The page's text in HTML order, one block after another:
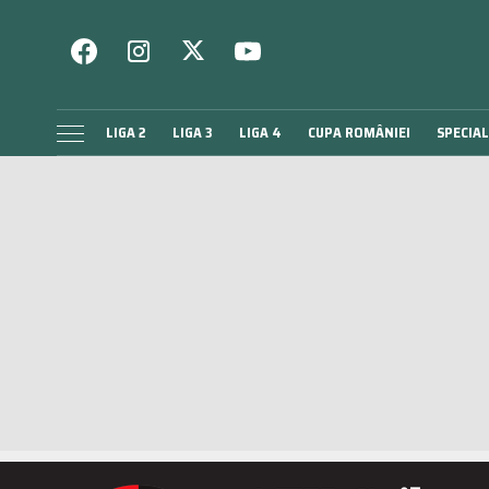
LIGA 2 LIGA 3 LIGA 4 CUPA ROMÂNIEI SPECIAL